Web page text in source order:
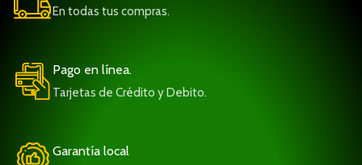
En todas tus compras.
Pago en línea.
Tarjetas de Crédito y Debito.
Garantía local